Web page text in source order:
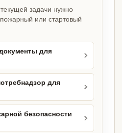
задачи нужно
или стартовый
для
для
безопасности